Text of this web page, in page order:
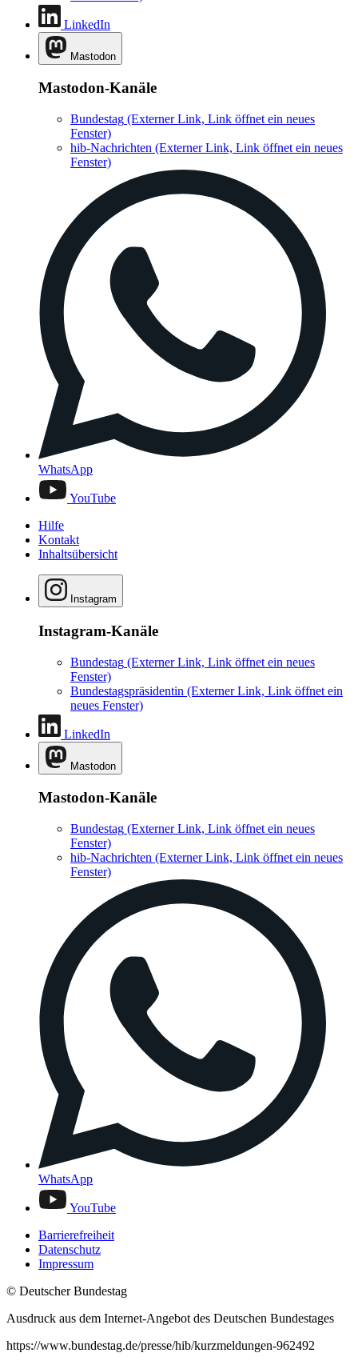
LinkedIn
Mastodon
Mastodon-Kanäle
Bundestag (Externer Link, Link öffnet ein neues
Fenster)
hib-Nachrichten (Externer Link, Link öffnet ein neues
Fenster)
WhatsApp
YouTube
Hilfe
Kontakt
Inhaltsübersicht
Instagram
Instagram-Kanäle
Bundestag (Externer Link, Link öffnet ein neues
Fenster)
Bundestagspräsidentin (Externer Link, Link öffnet ein
neues Fenster)
LinkedIn
Mastodon
Mastodon-Kanäle
Bundestag (Externer Link, Link öffnet ein neues
Fenster)
hib-Nachrichten (Externer Link, Link öffnet ein neues
Fenster)
WhatsApp
YouTube
Barrierefreiheit
Datenschutz
Impressum
© Deutscher Bundestag
Ausdruck aus dem Internet-Angebot des Deutschen Bundestages
https://www.bundestag.de/presse/hib/kurzmeldungen-962492